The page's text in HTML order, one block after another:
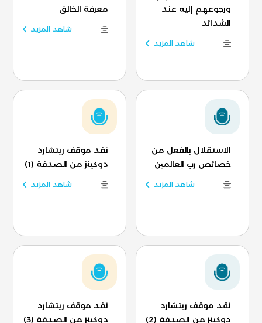
ورجوعهم إليه عند
الشدائد
شاهد المزيد
معرفة الخالق
شاهد المزيد
الاستقلال بالفعل من
خصائص رب العالمين
شاهد المزيد
نقد موقف ريتشارد
دوكينز من الصدفة (1)
شاهد المزيد
نقد موقف ريتشارد
دوكينز من الصدفة (2)
نقد موقف ريتشارد
دوكينز من الصدفة (3)